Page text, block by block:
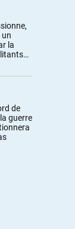
un
la
de
guerre